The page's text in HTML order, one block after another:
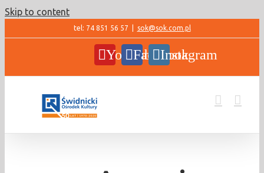
Skip to content
tel: 74 851 56 57 sok@sok.com.pl
YouTubeFacebookInstagram